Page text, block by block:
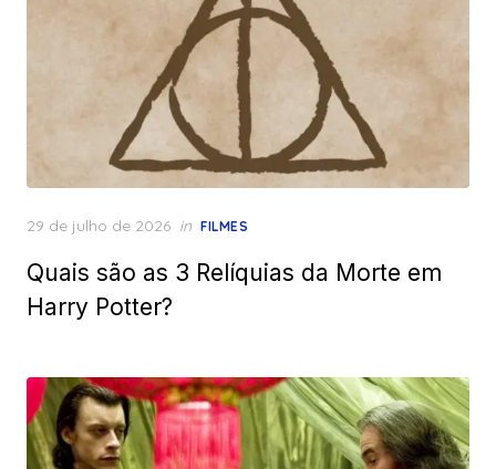
Posted
29 de julho de 2026 in FILMES
Quais são as 3 Relíquias da Morte em
Harry Potter?